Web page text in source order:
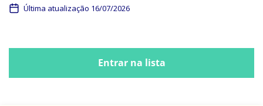
Última atualização 16/07/2026
Entrar na lista